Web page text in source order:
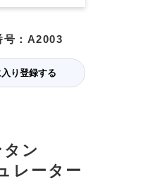
号：A2003
り登録する
ン
レーター